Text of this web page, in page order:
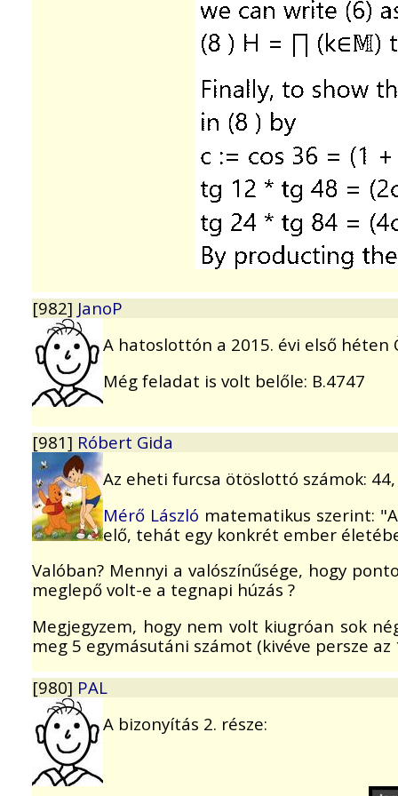
[982] JanoP
A hatoslottón a 2015. évi első héten
Még feladat is volt belőle: B.4747
[981] Róbert Gida
Az eheti furcsa ötöslottó számok: 44,
Mérő László matematikus szerint:
elő, tehát egy konkrét ember
Valóban? Mennyi a valószínűsége, hogy
meglepő volt-e a tegnapi húzás ?
Megjegyzem, hogy nem volt kiugróan sok
meg 5 egymásutáni számot (kivéve persze az
[980] PAL
A bizonyítás 2. része: